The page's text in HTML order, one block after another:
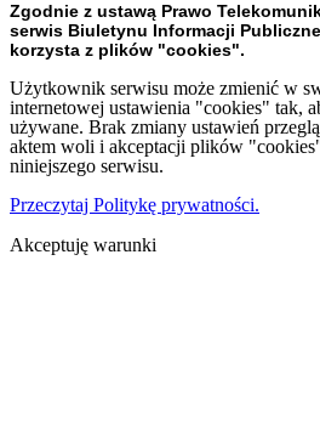
Zgodnie z ustawą Prawo
serwis Biuletynu Informacji
korzysta z plików "cookies".
Użytkownik serwisu może zmienić w
internetowej ustawienia "cookies" tak,
używane. Brak zmiany ustawień
aktem woli i akceptacji plików
niniejszego serwisu.
Przeczytaj Politykę prywatności.
Akceptuję warunki